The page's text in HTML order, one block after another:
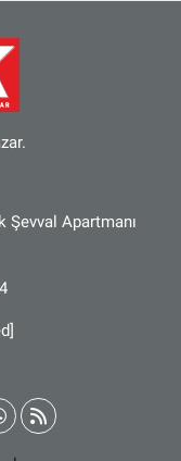
Apartmanı